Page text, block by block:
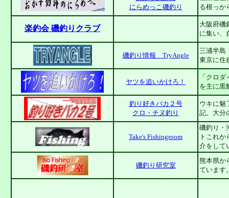
にらめっこ磯釣り
る根っか
楽釣会 磯釣りクラブ
大阪府磯
に集い、
磯釣り情報 TryAngle
三浦半島
東京に住
ヤツを追いかけろ！
「クロ
を主に黒
釣り好きバカ２号
クロ・チヌ釣り
ウキに魅
記。大分
Take's Fishingroom
磯釣り・
トこれ
介をして
磯釣り研究室
熊本県か
ています